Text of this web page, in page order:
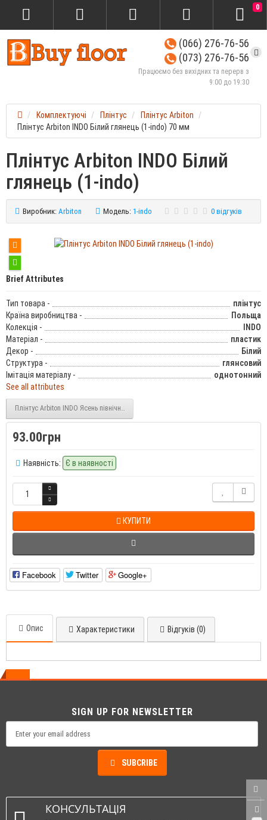
(066) 276-76-56
(073) 276-76-56
Працюємо без вихідних та перерв з
9:00 до 19:30
0
Комплектуючі Плінтус
Плінтус Arbiton
Плінтус Arbiton INDO Білий глянець (1-indo) 70 мм
Плінтус Arbiton INDO Білий
глянець (1-indo)
Виробник: Arbiton Модель: 1-indo 0 відгуків
Brief Attributes
Тип товара -
плінтус
Країна виробництва -
Польща
Колекція -
INDO
Матеріал -
пластик
Декор -
Білий
Структура -
глянсовий
Імітація матеріалу -
однотонний
See all attributes
Плінтус Arbiton INDO Ясень північний (2-indo) 70 мм
93.00грн
Наявність: Є в наявності
КУПИТИ
Facebook Twitter Google+
Опис Характеристики Відгуків (0)
SIGN UP FOR NEWSLETTER
SUBCRIBE
КОНСУЛЬТАЦІЯ